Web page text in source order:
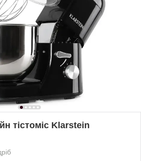
тістоміс Klarstein